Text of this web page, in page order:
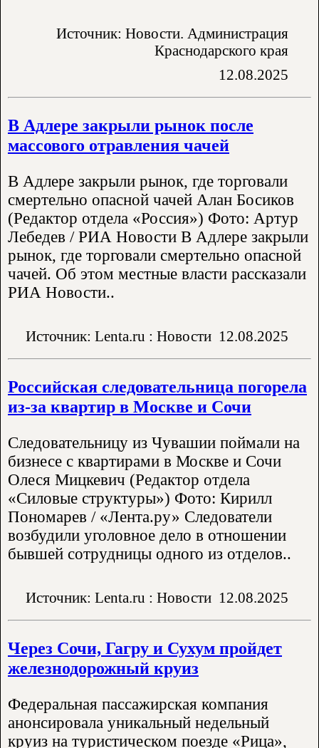
Источник: Новости. Администрация
Краснодарского края
12.08.2025
В Адлере закрыли рынок после
массового отравления чачей
В Адлере закрыли рынок, где торговали
смертельно опасной чачей Алан Босиков
(Редактор отдела «Россия») Фото: Артур
Лебедев / РИА Новости В Адлере закрыли
рынок, где торговали смертельно опасной
чачей. Об этом местные власти рассказали
РИА Новости..
Источник: Lenta.ru : Новости 12.08.2025
Российская следовательница погорела
из-за квартир в Москве и Сочи
Следовательницу из Чувашии поймали на
бизнесе с квартирами в Москве и Сочи
Олеся Мицкевич (Редактор отдела
«Силовые структуры») Фото: Кирилл
Пономарев / «Лента.ру» Следователи
возбудили уголовное дело в отношении
бывшей сотрудницы одного из отделов..
Источник: Lenta.ru : Новости 12.08.2025
Через Сочи, Гагру и Сухум пройдет
железнодорожный круиз
Федеральная пассажирская компания
анонсировала уникальный недельный
круиз на туристическом поезде «Рица»,